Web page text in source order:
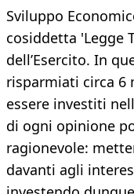
Sviluppo
cosiddetta 'Legge
dell’Esercito. In
risparmiati circa 6
essere investiti
di ogni opinione
ragionevole:
davanti agli